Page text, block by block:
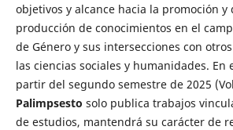
objetivos y alcance hacia la promoción y
producción de conocimientos en el
de Género y sus intersecciones con
las ciencias sociales y humanidades. En
partir del segundo semestre de 2025
Palimpsesto solo publica trabajos
de estudios, mantendrá su carácter de